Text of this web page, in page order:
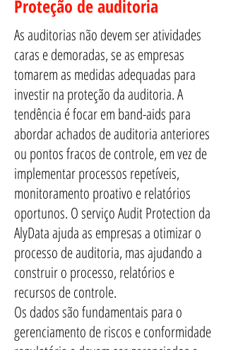
Proteção de auditoria
As auditorias não devem ser atividades
caras e demoradas, se as empresas
tomarem as medidas adequadas para
investir na proteção da auditoria. A
tendência é focar em band-aids para
abordar achados de auditoria anteriores
ou pontos fracos de controle, em vez de
implementar processos repetíveis,
monitoramento proativo e relatórios
oportunos. O serviço Audit Protection da
AlyData ajuda as empresas a otimizar o
processo de auditoria, mas ajudando a
construir o processo, relatórios e
recursos de controle.
Os dados são fundamentais para o
gerenciamento de riscos e conformidade